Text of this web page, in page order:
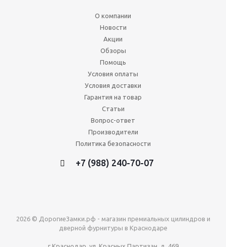
О компании
Новости
Акции
Обзоры
Помощь
Условия оплаты
Условия доставки
Гарантия на товар
Статьи
Вопрос-ответ
Производители
Политика безопасности
+7 (988) 240-70-07
2026 © ДорогиеЗамки.рф - магазин премиальных цилиндров и
дверной фурнитуры в Краснодаре